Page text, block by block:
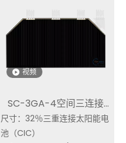
视频
SC-3GA-4空间三连接
GAAS太阳能电池组件EFF
尺寸：32％三重连接太阳能电
池（CIC）